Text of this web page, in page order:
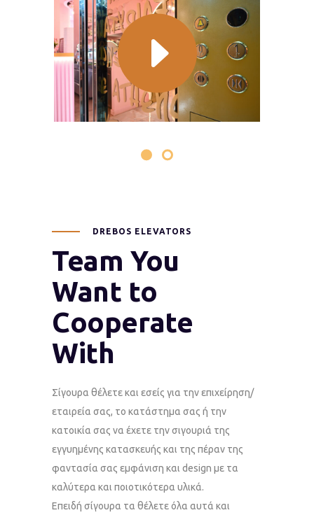
DREBOS ELEVATORS
Team You
Want to
Cooperate
With
Σίγουρα θέλετε και εσείς για την επιχείρηση/
εταιρεία σας, το κατάστημα σας ή την
κατοικία σας να έχετε την σιγουριά της
εγγυημένης κατασκευής και της πέραν της
φαντασία σας εμφάνιση και design με τα
καλύτερα και ποιοτικότερα υλικά.
Επειδή σίγουρα τα θέλετε όλα αυτά και